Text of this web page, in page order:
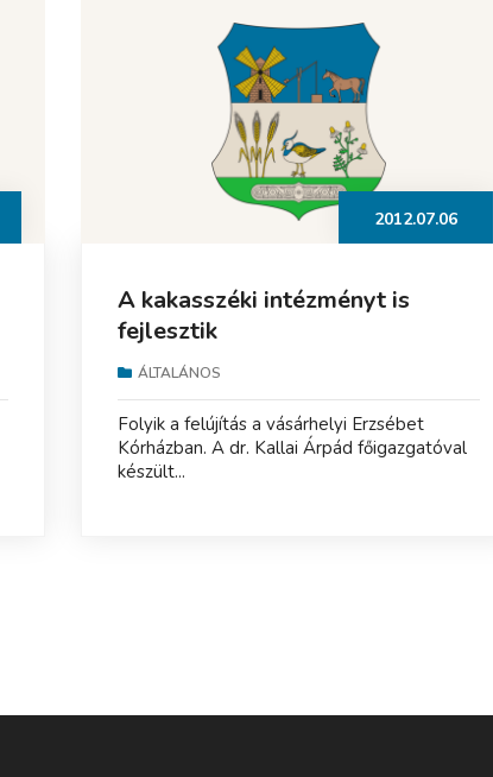
2012.07.06
A kakasszéki intézményt is
fejlesztik
ÁLTALÁNOS
Folyik a felújítás a vásárhelyi Erzsébet
Kórházban. A dr. Kallai Árpád főigazgatóval
készült...